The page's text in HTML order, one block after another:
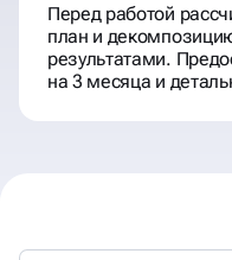
Перед работой
план и
результатами.
на 3 месяца и